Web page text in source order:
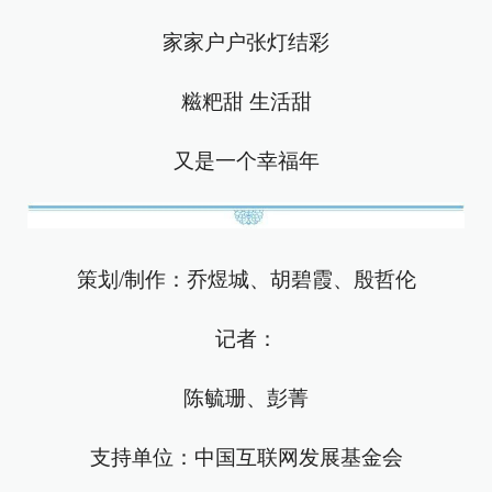
家家户户张灯结彩
糍粑甜 生活甜
又是一个幸福年
策划/制作：乔煜城、胡碧霞、殷哲伦
记者：
陈毓珊、彭菁
支持单位：中国互联网发展基金会